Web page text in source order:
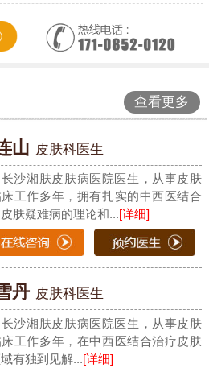
查看更多
山 皮肤科医生
长沙湘肤皮肤病医院医生，从事皮肤
工作多年，拥有扎实的中西医结合
肤疑难病的理论和...[详细]
丹 皮肤科医生
长沙湘肤皮肤病医院医生，从事皮肤
工作多年，在中西医结合治疗皮肤
有独到见解...[详细]